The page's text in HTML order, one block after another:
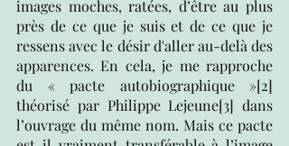
images moches, ratées, d’être au plus
près de ce que je suis et de ce que je
ressens avec le désir d'aller au-delà des
apparences. En cela, je me rapproche
du « pacte autobiographique »[2]
théorisé par Philippe Lejeune[3] dans
l’ouvrage du même nom. Mais ce pacte